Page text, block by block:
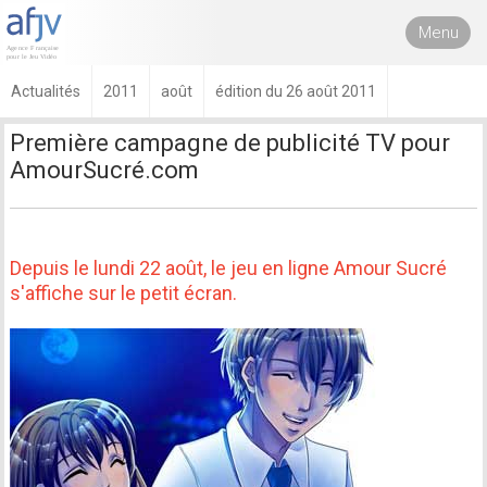
Menu
Actualités 2011 août édition du 26 août 2011
Première campagne de publicité TV pour
AmourSucré.com
Depuis le lundi 22 août, le jeu en ligne Amour Sucré
s'affiche sur le petit écran.